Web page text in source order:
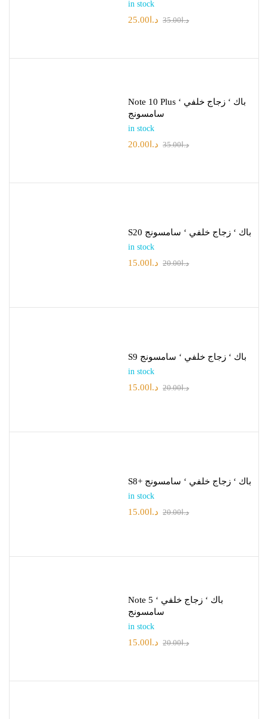
in stock
د.ا35.00 د.ا 25.00
Note 10 Plus باك ‘ زجاج خلفي ‘
سامسونج
in stock
د.ا35.00 د.ا 20.00
S20 باك ‘ زجاج خلفي ‘ سامسونج
in stock
د.ا20.00 د.ا 15.00
S9 باك ‘ زجاج خلفي ‘ سامسونج
in stock
د.ا20.00 د.ا 15.00
S8+ باك ‘ زجاج خلفي ‘ سامسونج
in stock
د.ا20.00 د.ا 15.00
Note 5 باك ‘ زجاج خلفي ‘
سامسونج
in stock
د.ا20.00 د.ا 15.00